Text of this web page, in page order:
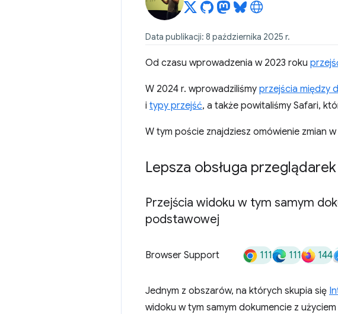
Data publikacji: 8 października 2025 r.
Od czasu wprowadzenia w 2023 roku
W 2024 r. wprowadziliśmy przejścia między
i typy przejść, a także powitaliśmy Safari,
W tym poście znajdziesz omówienie zmian
Lepsza obsługa
Przejścia widoku w tym samym
podstawowej
Browser Support 111 111 144
Jednym z obszarów, na których skupia się
widoku w tym samym dokumencie z użyciem